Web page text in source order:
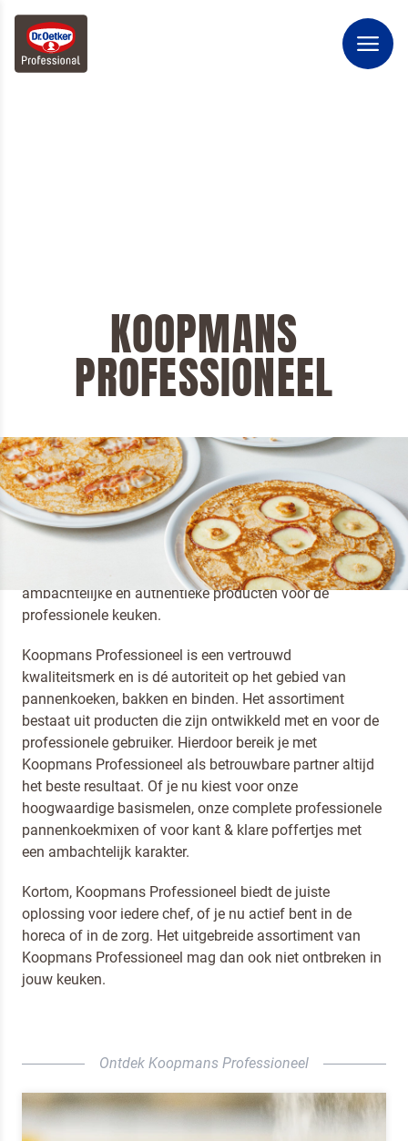
KOOPMANS
PROFESSIONEEL
DE BESTE CHEFS KIEZEN VOOR
KOOPMANS PROFESSIONEEL
Een logische keuze, want Koopmans Professioneel staat
al sinds 1846 voor vakmanschap, dat zich vertaalt in
ambachtelijke en authentieke producten voor de
professionele keuken.
Koopmans Professioneel is een vertrouwd
kwaliteitsmerk en is dé autoriteit op het gebied van
pannenkoeken, bakken en binden. Het assortiment
bestaat uit producten die zijn ontwikkeld met en voor de
professionele gebruiker. Hierdoor bereik je met
Koopmans Professioneel als betrouwbare partner altijd
het beste resultaat. Of je nu kiest voor onze
hoogwaardige basismelen, onze complete professionele
pannenkoekmixen of voor kant & klare poffertjes met
een ambachtelijk karakter.
Kortom, Koopmans Professioneel biedt de juiste
oplossing voor iedere chef, of je nu actief bent in de
horeca of in de zorg. Het uitgebreide assortiment van
Koopmans Professioneel mag dan ook niet ontbreken in
jouw keuken.
Ontdek Koopmans Professioneel